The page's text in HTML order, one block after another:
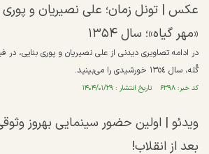
عکس | تونل زمان؛ علی نصیریان و پوری
«مهر گیاه»؛ سال ۱۳۵۴
در ادامه تصاویری دیدنی از علی نصیریان و پوری بنایی، در
گُله، سال ١٣٥٤ خورشیدی را می‌بینید.
کد خبر: ۶۳۹۸ تاریخ انتشار : ۱۴۰۴/۰۱/۲۹
ویدئو |‌ اولین حضور سینمایی بهروز
بعد از انقلاب!